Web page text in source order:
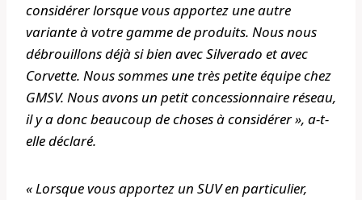
considérer lorsque vous apportez une autre
variante à votre gamme de produits. Nous nous
débrouillons déjà si bien avec Silverado et avec
Corvette. Nous sommes une très petite équipe chez
GMSV. Nous avons un petit concessionnaire réseau,
il y a donc beaucoup de choses à considérer », a-t-
elle déclaré.
« Lorsque vous apportez un SUV en particulier,